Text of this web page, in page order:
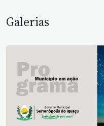
Galerias